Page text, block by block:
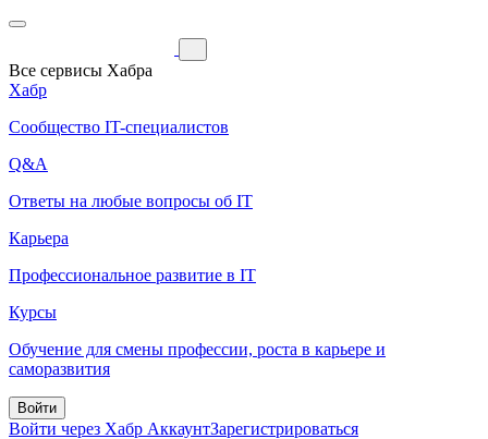
Все сервисы Хабра
Хабр
Сообщество IT-специалистов
Q&A
Ответы на любые вопросы об IT
Карьера
Профессиональное развитие в IT
Курсы
Обучение для смены профессии, роста в карьере и
саморазвития
Войти
Войти через Хабр АккаунтЗарегистрироваться